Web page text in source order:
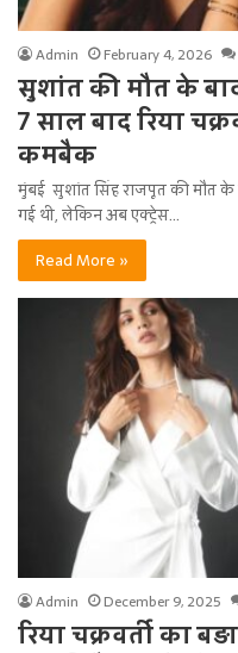
Admin February 4, 2026
सुशांत की मौत के
7 साल बाद रिया
कमबैक
मुंबई सुशांत सिंह राजपूत की मौत के
गई थी, लेकिन अब एक्ट्रेस…
Read More »
Admin December 9, 2025
रिया चक्रवर्ती का